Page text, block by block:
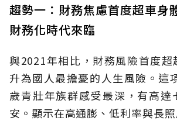
趨勢一：財務焦慮首度超車身
財務化時代來臨
與2021年相比，財務風險首度超
升為國人最擔憂的人生風險。這
歲青壯年族群感受最深，有高達
安。顯示在高通膨、低利率與長